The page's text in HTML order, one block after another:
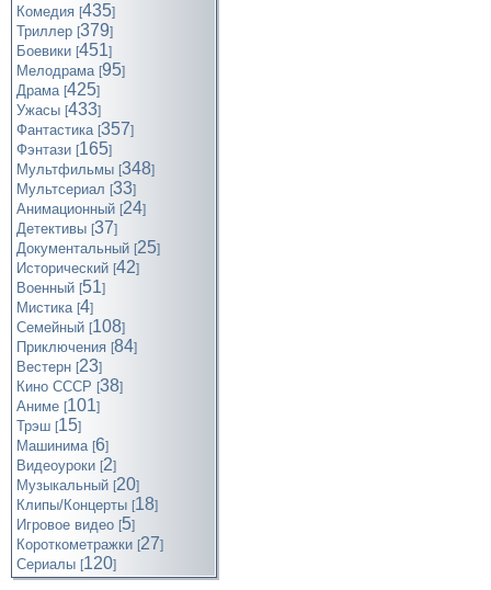
Комедия [435]
Триллер [379]
Боевики [451]
Мелодрама [95]
Драма [425]
Ужасы [433]
Фантастика [357]
Фэнтази [165]
Мультфильмы [348]
Мультсериал [33]
Анимационный [24]
Детективы [37]
Документальный [25]
Исторический [42]
Военный [51]
Мистика [4]
Семейный [108]
Приключения [84]
Вестерн [23]
Кино СССР [38]
Аниме [101]
Трэш [15]
Машинима [6]
Видеоуроки [2]
Музыкальный [20]
Клипы/Концерты [18]
Игровое видео [5]
Короткометражки [27]
Cериалы [120]